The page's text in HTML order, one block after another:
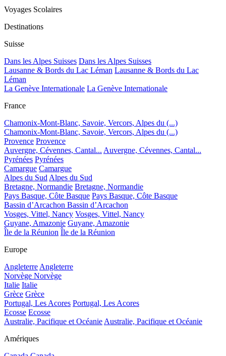
Voyages Scolaires
Destinations
Suisse
Dans les Alpes Suisses Dans les Alpes Suisses
Lausanne & Bords du Lac Léman Lausanne & Bords du Lac
Léman
La Genève Internationale La Genève Internationale
France
Chamonix-Mont-Blanc, Savoie, Vercors, Alpes du (...)
Chamonix-Mont-Blanc, Savoie, Vercors, Alpes du (...)
Provence Provence
Auvergne, Cévennes, Cantal... Auvergne, Cévennes, Cantal...
Pyrénées Pyrénées
Camargue Camargue
Alpes du SudAlpes du Sud
Bretagne, Normandie Bretagne, Normandie
Pays Basque, Côte Basque Pays Basque, Côte Basque
Bassin d’Arcachon Bassin d’Arcachon
Vosges, Vittel, Nancy Vosges, Vittel, Nancy
Guyane, Amazonie Guyane, Amazonie
Île de la Réunion Île de la Réunion
Europe
AngleterreAngleterre
Norvège Norvège
Italie Italie
Grèce Grèce
Portugal, Les Acores Portugal, Les Acores
Ecosse Ecosse
Australie, Pacifique et OcéanieAustralie, Pacifique et Océanie
Amériques